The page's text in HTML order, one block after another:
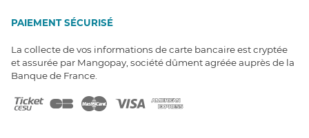
PAIEMENT SÉCURISÉ
La collecte de vos informations de carte bancaire est cryptée
et assurée par Mangopay, société dûment agréée auprès de la
Banque de France.